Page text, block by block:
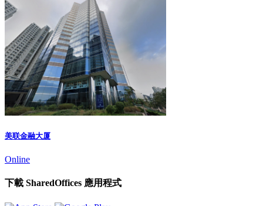
美联金融大厦
Online
下載 SharedOffices 應用程式